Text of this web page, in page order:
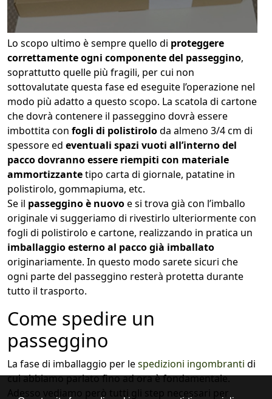
Lo scopo ultimo è sempre quello di proteggere
correttamente ogni componente del passeggino,
soprattutto quelle più fragili, per cui non
sottovalutate questa fase ed eseguite l’operazione nel
modo più adatto a questo scopo. La scatola di cartone
che dovrà contenere il passeggino dovrà essere
imbottita con fogli di polistiroloda almeno 3/4 cm di
spessore ed eventuali spazi vuoti all’interno del
pacco dovranno essere riempiti con materiale
ammortizzantetipo carta di giornale, patatine in
polistirolo, gommapiuma, etc.
Se il passeggino è nuovoe si trova già con l’imballo
originale vi suggeriamo di rivestirlo ulteriormente con
fogli di polistirolo e cartone, realizzando in pratica un
imballaggio esterno al pacco già imballato
originariamente. In questo modo sarete sicuri che
ogni parte del passeggino resterà protetta durante
tutto il trasporto.
Come spedire un
passeggino
La fase di imballaggio per lespedizioni ingombranti di
cui abbiamo parlato fino ad ora è fondamentale.
Adesso vediamo però tutti gli step necessari per